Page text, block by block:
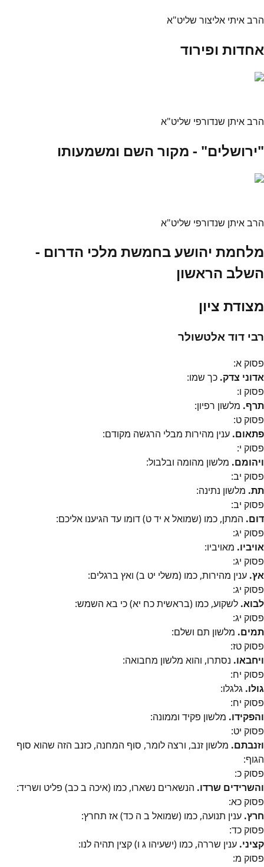
הרב איתי אליצור שליט"א
אחדות ופירוד
הרב איתן שנדורפי שליט"א
"ירושלים" - מקור השם ומשמעותו
הרב איתן שנדורפי שליט"א
מלחמת יהושע בחמשת מלכי הדרום -
השלב הראשון
מצודת ציון
רבי דוד אלטשולר
פסוק א:
אדוני צדק. כך שמו:
פסוק ו:
תרף. מלשון רפיון:
פסוק ט:
פתאום. ענין מהירות מבלי הרגשה מקודם:
פסוק י:
ויהומם. מלשון מהומה ובלבול:
פסוק יב:
תת. מלשון נתינה:
פסוק יב:
דום. המתן, כמו (שמואל א יד ט) דומו עד הגיענו אליכם:
פסוק יג:
אויביו. מאויביו:
פסוק יג:
אץ. ענין מהירות, כמו (משלי יט ב) ואץ ברגלים:
פסוק יג:
לבוא. לשקוע, כמו (בראשית כח יא) כי בא השמש:
פסוק יג:
תמים. מלשון תם ושלם:
פסוק טז:
ויחבאו. נסתרו, והוא מלשון מחבואה:
פסוק יח:
גולו. גלגלו:
פסוק יח:
והפקידו. מלשון פקיד וממונה:
פסוק יט:
וזנבתם. מלשון זנב, ורצה לומר, סוף המחנה, כזנב הזה שהוא סוף
הגוף:
פסוק כ:
והשרידים שרדו. הנשארים נשארו, כמו (איכה ב כב) פליט ושריד:
פסוק כא:
חרץ. ענין תנועה, כמו (שמואל ב ה כד) אז תחרץ:
פסוק כד:
קציני. ענין שררה, כמו (ישעיהו ג ו) קצין תהיה לנו:
פסוק מ: